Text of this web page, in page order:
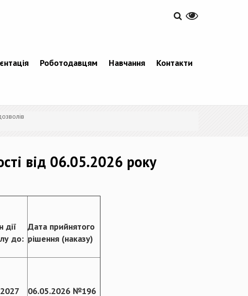
Роботодавцям Навчання Контакти
від 06.05.2026 року
дії
до:
Дата прийнятого
рішення (наказу)
06.05.2026 №196